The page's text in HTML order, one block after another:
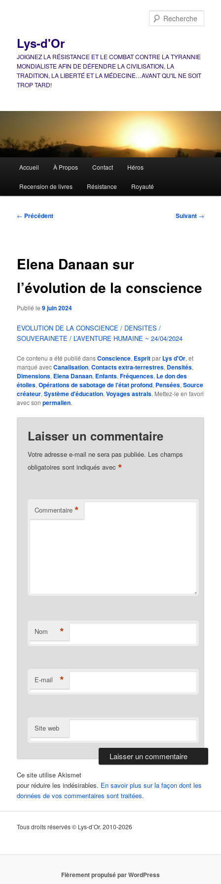
Lys-d'Or
JOIGNEZ LA RÉSISTANCE ET LE COMBAT CONTRE LA TYRANNIE
MONDIALISTE AFIN DE DÉFENDRE LA CIVILISATION, LA
TRADITION, LA LIBERTÉ ET LA MÉDECINE…AVANT QU'IL NE SOIT
TROP TARD!
principal
Accueil À Propos Contact Héros
Recension de livres Résistance Royauté
Navigation
← Précédent Suivant →
Elena Danaan sur
l’évolution de la conscience
Publié le9 juin 2024
EVOLUTION DE LA CONSCIENCE / DENSITES /
SOUVERAINETE / L’AVENTURE HUMAINE ~ 24/04/2024
Ce contenu a été publié dansConscience, Espritpar Lys d'Or, et
marqué avecCanalisation,Contacts extra-terrestres, Densités,
Dimensions, Elena Danaan, Enfants,Fréquences, Le don des
étoiles,Opérations de sabotage de l'état profond, Pensées,Source
créateur,Système d'éducation,Voyages astrals. Mettez-le en favori
avec sonpermalien.
Laisser un commentaire
Votre adresse e-mail ne sera pas publiée. Les champs
obligatoires sont indiqués avec*
Commentaire *
Nom *
E-mail *
Site web
Ce site utilise Akismet
pour réduire les indésirables. En savoir plus sur la façon dont les
données de vos commentaires sont traitées.
Tous droits réservés © Lys-d’Or. 2010-2026
Fièrement propulsé par WordPress